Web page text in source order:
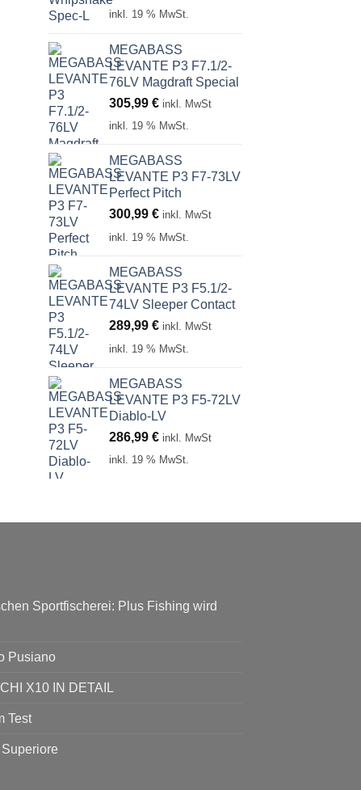
inkl. 19 % MwSt.
MEGABASS
LEVANTE P3 F7.1/2-
76LV Magdraft Special
305,99 € inkl. MwSt
inkl. 19 % MwSt.
MEGABASS
LEVANTE P3 F7-73LV
Perfect Pitch
300,99 € inkl. MwSt
inkl. 19 % MwSt.
MEGABASS
LEVANTE P3 F5.1/2-
74LV Sleeper Contact
289,99 € inkl. MwSt
inkl. 19 % MwSt.
MEGABASS
LEVANTE P3 F5-72LV
Diablo-LV
286,99 € inkl. MwSt
inkl. 19 % MwSt.
Sportfischerei: Plus Fishing wird
Pusiano
X10 IN DETAIL
Test